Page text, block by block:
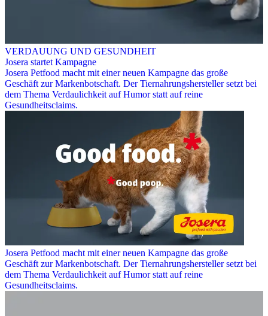
VERDAUUNG UND GESUNDHEIT
Josera startet Kampagne
Josera Petfood macht mit einer neuen Kampagne das große
Geschäft zur Markenbotschaft. Der Tiernahrungshersteller setzt bei
dem Thema Verdaulichkeit auf Humor statt auf reine
Gesundheitsclaims.
Josera Petfood macht mit einer neuen Kampagne das große
Geschäft zur Markenbotschaft. Der Tiernahrungshersteller setzt bei
dem Thema Verdaulichkeit auf Humor statt auf reine
Gesundheitsclaims.